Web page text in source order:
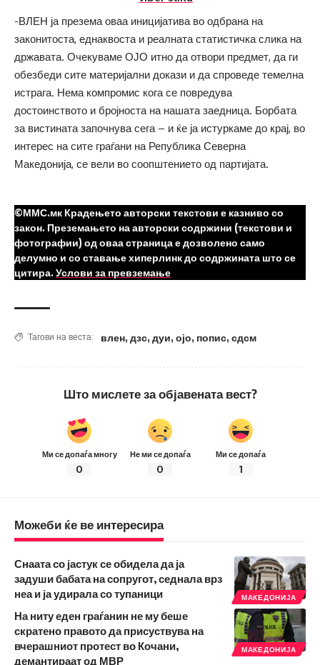
-ВЛЕН ја презема оваа иницијатива во одбрана на
законитоста, еднаквоста и реалната статистичка слика на
државата. Очекуваме ОЈО итно да отвори предмет, да ги
обезбеди сите материјални докази и да спроведе темелна
истрага. Нема компромис кога се повредува
достоинството и бројноста на нашата заедница. Борбата
за вистината започнува сега – и ќе ја истуркаме до крај, во
интерес на сите граѓани на Република Северна
Македонија, се вели во соопштението од партијата.
©ММС.мк Крадењето авторски текстови е казниво со
закон. Преземањето на авторски содржини (текстови и
фотографии) од оваа страница е дозволено само
делумно и со ставање хиперлинк до содржината што се
цитира. Услови за превземање
Тагови на веста: влен, дзс, дуи, ојо, попис, сдсм
Што мислете за објавената вест?
Ми се допаѓа многу
0
Не ми се допаѓа
0
Ми се допаѓа
1
Можеби ќе ве интересира
МАКЕДОНИЈА
Снаата со јастук се обидела да ја
задуши бабата на сопругот, седнала врз
неа и ја удирала со тупаници
МАКЕДОНИЈА
На ниту еден граѓанин не му беше
скратено правото да присуствува на
вчерашниот протест во Кочани,
демантираат од МВР